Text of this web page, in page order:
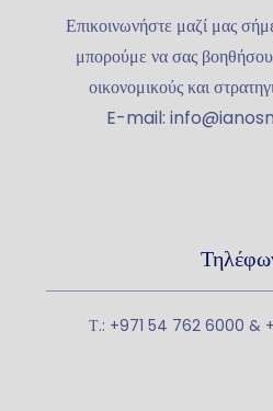
Επικοινωνήστε μαζί μας
μπορούμε να σας
οικονομικούς και
E-mail:
Τ.: +971 54 762 6000 &